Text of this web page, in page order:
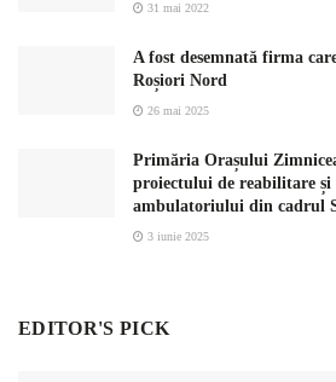
31 mai 2022
A fost desemnată firma
Roșiori Nord
26 mai 2025
Primăria Orașului
proiectului de reabilitare și
ambulatoriului din cadrul
3 iunie 2025
EDITOR'S PICK